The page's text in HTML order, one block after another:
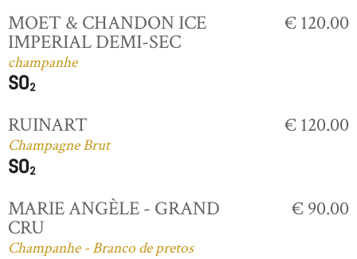
MOET & CHANDON ICE
IMPERIAL DEMI-SEC
champanhe
€ 120.00
RUINART
Champagne Brut
€ 120.00
MARIE ANGÈLE - GRAND
CRU
Champanhe - Branco de pretos
€ 90.00